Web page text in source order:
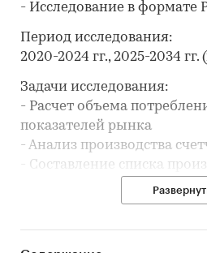
- Исследование в формате
Период исследования:
2020-2024 гг., 2025-2034 гг.
Задачи исследования:
- Расчет объема
показателей рынка
- Анализ производства
- Составление списка
- Анализ цен
- Анализ импорта и